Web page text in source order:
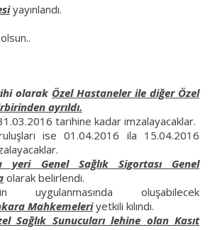
yayınlandı.
olarak Özel Hastaneler ile diğer Özel
ayrıldı.
tarihine kadar imzalayacaklar.
ise 01.04.2016 ila 15.04.2016
yeri Genel Sağlık Sigortası Genel
olarak belirlendi.
uygulanmasında oluşabilecek
Mahkemeleriyetkili kılındı.
Sağlık Sunucuları lehine olan Kasıt